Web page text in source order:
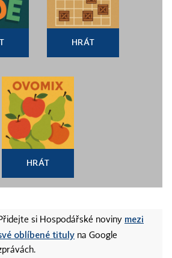
HRÁT
HRÁT
si Hospodářské noviny mezi
oblíbené tituly na Google